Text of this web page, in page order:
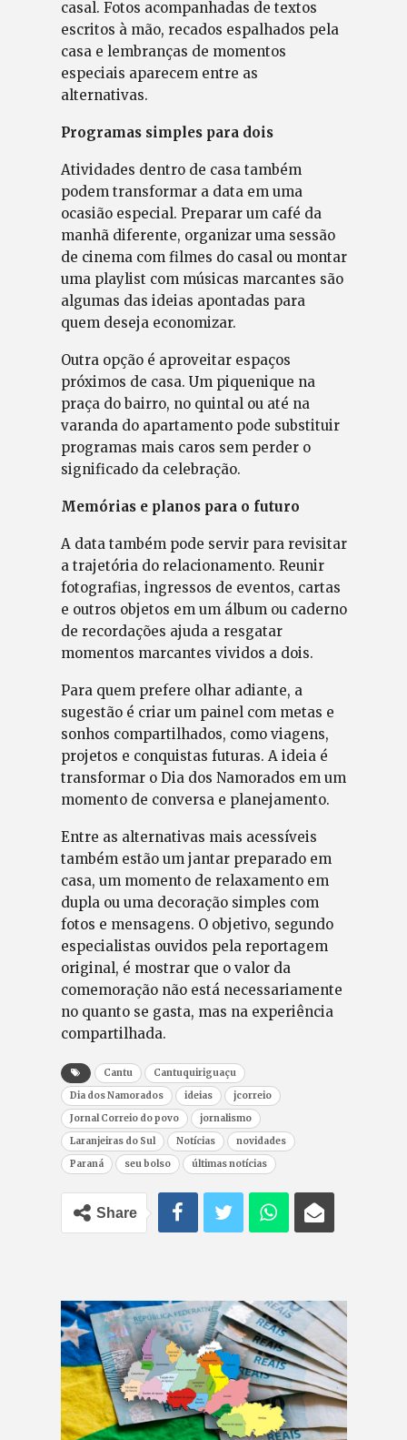
casal. Fotos acompanhadas de textos
escritos à mão, recados espalhados pela
casa e lembranças de momentos
especiais aparecem entre as
alternativas.
Programas simples para dois
Atividades dentro de casa também
podem transformar a data em uma
ocasião especial. Preparar um café da
manhã diferente, organizar uma sessão
de cinema com filmes do casal ou montar
uma playlist com músicas marcantes são
algumas das ideias apontadas para
quem deseja economizar.
Outra opção é aproveitar espaços
próximos de casa. Um piquenique na
praça do bairro, no quintal ou até na
varanda do apartamento pode substituir
programas mais caros sem perder o
significado da celebração.
Memórias e planos para o futuro
A data também pode servir para revisitar
a trajetória do relacionamento. Reunir
fotografias, ingressos de eventos, cartas
e outros objetos em um álbum ou caderno
de recordações ajuda a resgatar
momentos marcantes vividos a dois.
Para quem prefere olhar adiante, a
sugestão é criar um painel com metas e
sonhos compartilhados, como viagens,
projetos e conquistas futuras. A ideia é
transformar o Dia dos Namorados em um
momento de conversa e planejamento.
Entre as alternativas mais acessíveis
também estão um jantar preparado em
casa, um momento de relaxamento em
dupla ou uma decoração simples com
fotos e mensagens. O objetivo, segundo
especialistas ouvidos pela reportagem
original, é mostrar que o valor da
comemoração não está necessariamente
no quanto se gasta, mas na experiência
compartilhada.
Cantu
Cantuquiriguaçu
Dia dos Namorados
ideias
jcorreio
Jornal Correio do povo
jornalismo
Laranjeiras do Sul
Notícias
novidades
Paraná
seu bolso últimas notícias
Share